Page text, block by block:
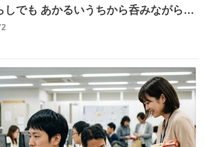
しでも あかるいうちから呑みながらキ